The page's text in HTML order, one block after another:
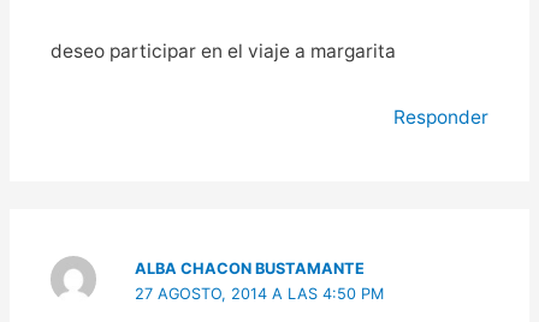
deseo participar en el viaje a margarita
Responder
ALBA CHACON BUSTAMANTE
27 AGOSTO, 2014 A LAS 4:50 PM